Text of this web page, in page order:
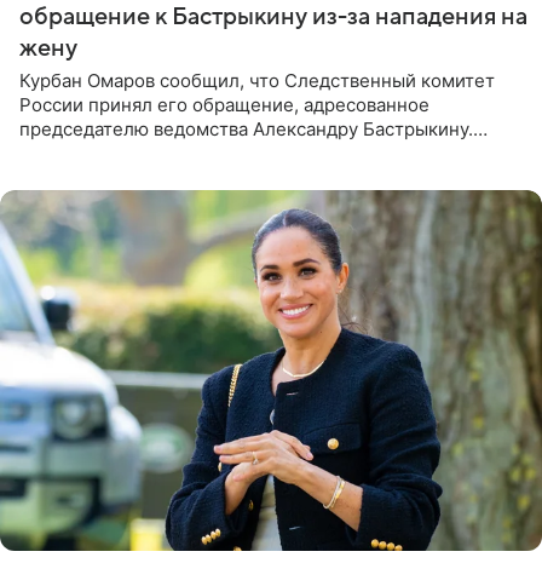
обращение к Бастрыкину из-за нападения на
жену
Курбан Омаров сообщил, что Следственный комитет
России принял его обращение, адресованное
председателю ведомства Александру Бастрыкину.